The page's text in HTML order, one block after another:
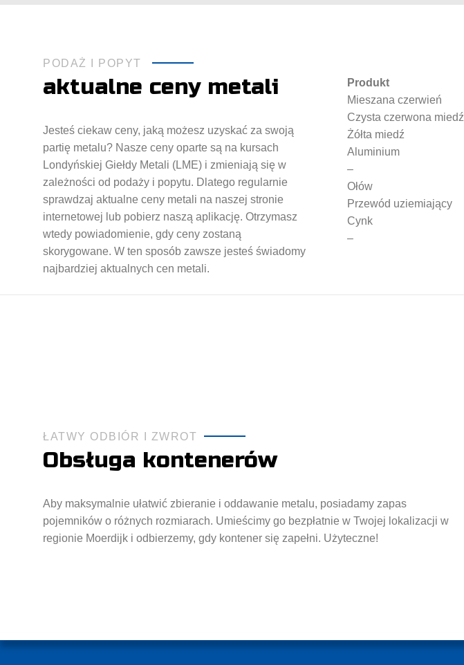
PODAŻ I POPYT
aktualne ceny metali
Jesteś ciekaw ceny, jaką możesz uzyskać za swoją
partię metalu? Nasze ceny oparte są na kursach
Londyńskiej Giełdy Metali (LME) i zmieniają się w
zależności od podaży i popytu. Dlatego regularnie
sprawdzaj aktualne ceny metali na naszej stronie
internetowej lub pobierz naszą aplikację. Otrzymasz
wtedy powiadomienie, gdy ceny zostaną
skorygowane. W ten sposób zawsze jesteś świadomy
najbardziej aktualnych cen metali.
Produkt
Mieszana czerwień
Czysta czerwona miedź
Żółta miedź
Aluminium
–
Ołów
Przewód uziemiający
Cynk
–
ŁATWY ODBIÓR I ZWROT
Obsługa kontenerów
Aby maksymalnie ułatwić zbieranie i oddawanie metalu, posiadamy zapas
pojemników o różnych rozmiarach. Umieścimy go bezpłatnie w Twojej lokalizacji w
regionie Moerdijk i odbierzemy, gdy kontener się zapełni. Użyteczne!